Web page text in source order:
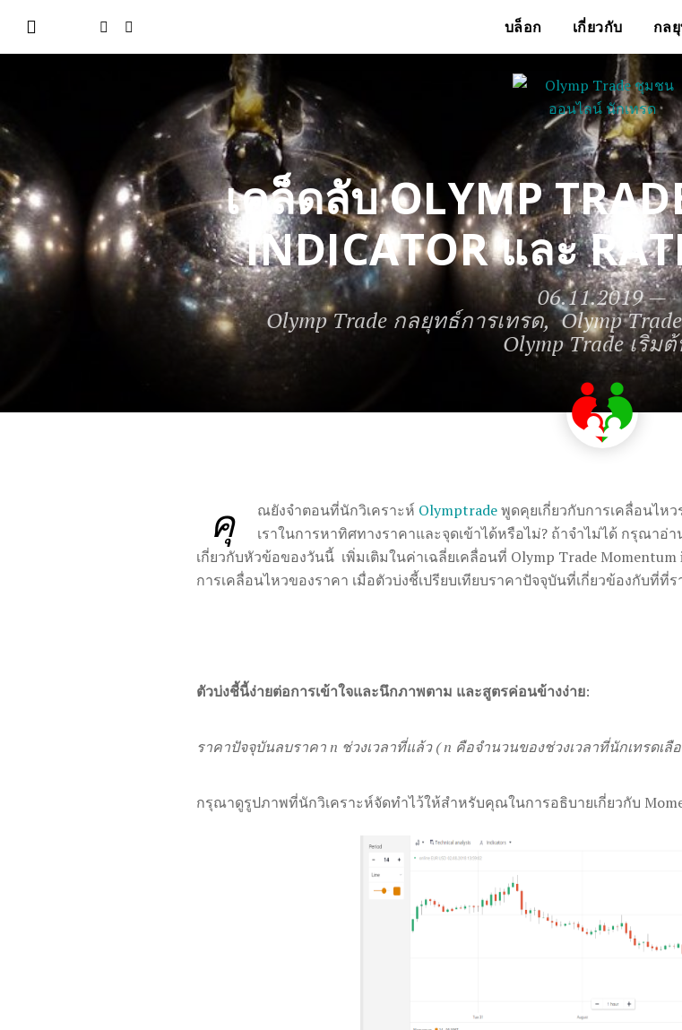
บล็อก เกี่ยวกับ กล
เคล็ดลับ OLYMP
INDICATOR และ
06.11.2019—
Olymp Trade กลยุทธ์การเทรด Olymp
Olymp Trade เริ่ม
คุ ณยังจำตอนที่นักวิเคราะห์ Olymptradeพูดคุยเกี่ยวกับการเคลื่อนไห
เราในการหาทิศทางราคาและจุดเข้าได้หรือไม่? ถ้าจำไม่ได้ กรุณาอ่
เกี่ยวกับหัวข้อของวันนี้ เพิ่มเติมในค่าเฉลี่ยเคลื่อนที่ Olymp Trade
การเคลื่อนไหวของราคา เมื่อตัวบ่งชี้เปรียบเทียบราคาปัจจุบันที่เกี่ยวข้องกับที่ที่
ตัวบ่งชี้นี้ง่ายต่อการเข้าใจและนึกภาพตาม และสูตรค่อนข้างง่าย:
ราคาปัจจุบันลบราคาn ช่วงเวลาที่แล้ว (n คือจำนวนของช่วงเวลาที่นักเทรดเลื
กรุณาดูรูปภาพที่นักวิเคราะห์จัดทำไว้ให้สำหรับคุณในการอธิบายเกี่ยวกับ